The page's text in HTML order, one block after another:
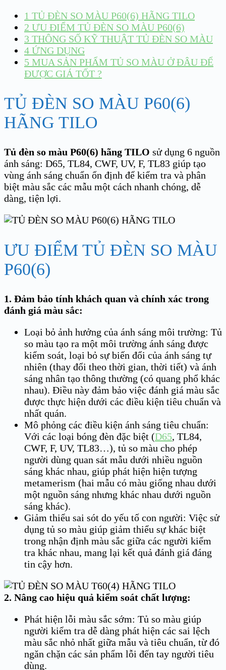
1 TỦ ĐÈN SO MÀU P60(6) HÃNG TILO
2 ƯU ĐIỂM TỦ ĐÈN SO MÀU P60(6)
3 THÔNG SỐ KỸ THUẬT TỦ ĐÈN SO MÀU
4 ỨNG DỤNG
5 MUA SẢN PHẨM TỦ SO MÀU Ở ĐÂU ĐỂ
ĐƯỢC GIÁ TỐT ?
TỦ ĐÈN SO MÀU P60(6)
HÃNG TILO
Tủ đèn so màu P60(6) hãng TILO sử dụng 6 nguồn
ánh sáng: D65, TL84, CWF, UV, F, TL83 giúp tạo
vùng ánh sáng chuẩn ổn định để kiểm tra và phân
biệt màu sắc các mẫu một cách nhanh chóng, dễ
dàng, tiện lợi.
ƯU ĐIỂM TỦ ĐÈN SO MÀU
P60(6)
1. Đảm bảo tính khách quan và chính xác trong
đánh giá màu sắc:
Loại bỏ ảnh hưởng của ánh sáng môi trường: Tủ
so màu tạo ra một môi trường ánh sáng được
kiểm soát, loại bỏ sự biến đổi của ánh sáng tự
nhiên (thay đổi theo thời gian, thời tiết) và ánh
sáng nhân tạo thông thường (có quang phổ khác
nhau). Điều này đảm bảo việc đánh giá màu sắc
được thực hiện dưới các điều kiện tiêu chuẩn và
nhất quán.
Mô phỏng các điều kiện ánh sáng tiêu chuẩn:
Với các loại bóng đèn đặc biệt (D65, TL84,
CWF, F, UV, TL83…), tủ so màu cho phép
người dùng quan sát mẫu dưới nhiều nguồn
sáng khác nhau, giúp phát hiện hiện tượng
metamerism (hai mẫu có màu giống nhau dưới
một nguồn sáng nhưng khác nhau dưới nguồn
sáng khác).
Giảm thiểu sai sót do yếu tố con người: Việc sử
dụng tủ so màu giúp giảm thiểu sự khác biệt
trong nhận định màu sắc giữa các người kiểm
tra khác nhau, mang lại kết quả đánh giá đáng
tin cậy hơn.
2. Nâng cao hiệu quả kiểm soát chất lượng:
Phát hiện lỗi màu sắc sớm: Tủ so màu giúp
người kiểm tra dễ dàng phát hiện các sai lệch
màu sắc nhỏ nhất giữa mẫu và tiêu chuẩn, từ đó
ngăn chặn các sản phẩm lỗi đến tay người tiêu
dùng.